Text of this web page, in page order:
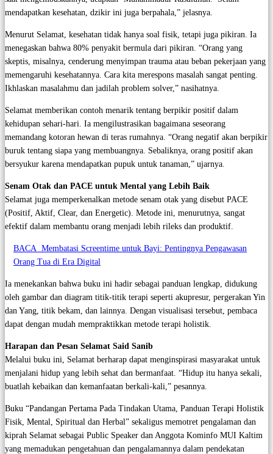
mendapatkan kesehatan, dzikir ini juga berpahala,” jelasnya.
Menurut Selamat, kesehatan tidak hanya soal fisik, tetapi juga pikiran. Ia
menegaskan bahwa 80% penyakit bermula dari pikiran. “Orang yang
skeptis, misalnya, cenderung menyimpan trauma atau beban pekerjaan yang
memengaruhi kesehatannya. Cara kita merespons masalah sangat penting.
Ikhlaskan masalahmu dan jadilah problem solver,” nasihatnya.
Selamat memberikan contoh menarik tentang berpikir positif dalam
kehidupan sehari-hari. Ia mengilustrasikan bagaimana seseorang
memandang kotoran hewan di teras rumahnya. “Orang negatif akan berpikir
buruk tentang siapa yang membuangnya. Sebaliknya, orang positif akan
bersyukur karena mendapatkan pupuk untuk tanaman,” ujarnya.
Senam Otak dan PACE untuk Mental yang Lebih Baik
Selamat juga memperkenalkan metode senam otak yang disebut PACE
(Positif, Aktif, Clear, dan Energetic). Metode ini, menurutnya, sangat
efektif dalam membantu orang menjadi lebih rileks dan produktif.
BACA Membatasi Screentime untuk Bayi: Pentingnya Pengawasan
Orang Tua di Era Digital
Ia menekankan bahwa buku ini hadir sebagai panduan lengkap, didukung
oleh gambar dan diagram titik-titik terapi seperti akupresur, pergerakan Yin
dan Yang, titik bekam, dan lainnya. Dengan visualisasi tersebut, pembaca
dapat dengan mudah mempraktikkan metode terapi holistik.
Harapan dan Pesan Selamat Said Sanib
Melalui buku ini, Selamat berharap dapat menginspirasi masyarakat untuk
menjalani hidup yang lebih sehat dan bermanfaat. “Hidup itu hanya sekali,
buatlah kebaikan dan kemanfaatan berkali-kali,” pesannya.
Buku “Pandangan Pertama Pada Tindakan Utama, Panduan Terapi Holistik
Fisik, Mental, Spiritual dan Herbal” sekaligus memotret pengalaman dan
kiprah Selamat sebagai Public Speaker dan Anggota Kominfo MUI Kaltim
yang memadukan pengetahuan dan pengalamannya dalam pendekatan